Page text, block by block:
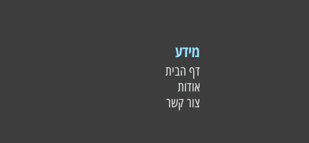
מידע
דף הבית
אודות
צור קשר